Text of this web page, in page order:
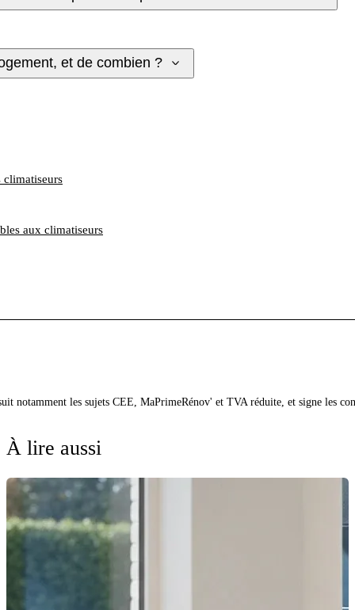
et de combien ?
climatiseurs
aux climatiseurs
notamment les sujets CEE, MaPrimeRénov' et TVA réduite, et signe les
À lire aussi